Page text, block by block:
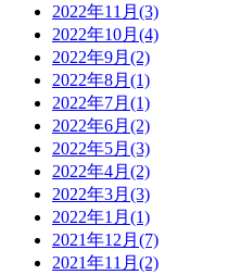
2022年11月(3)
2022年10月(4)
2022年9月(2)
2022年8月(1)
2022年7月(1)
2022年6月(2)
2022年5月(3)
2022年4月(2)
2022年3月(3)
2022年1月(1)
2021年12月(7)
2021年11月(2)